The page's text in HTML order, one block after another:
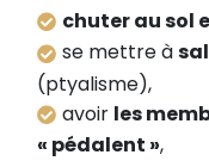
chuter au sol
se mettre à
(ptyalisme),
avoir les
« pédalent »,